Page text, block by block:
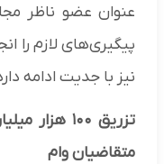
عنوان عضو ناظر
پیگیری‌های لازم را
نیز با جدیت ادامه
تزریق ۱۰۰
متقاضیان وام